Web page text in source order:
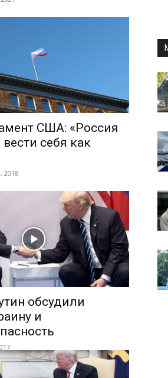
США: «Россия
себя как
2018
обсудили
и